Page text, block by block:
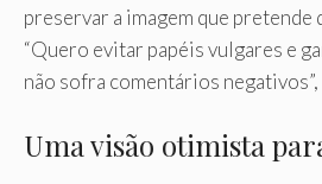
preservar a imagem que pretende
“Quero evitar papéis vulgares e
não sofra comentários
Uma visão otimista